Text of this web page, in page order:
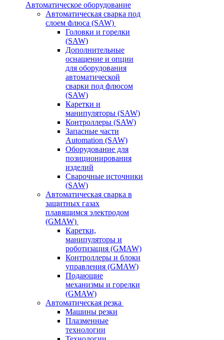
Автоматическое оборудование
Автоматическая сварка под
слоем флюса (SAW)
Головки и горелки
(SAW)
Дополнительные
оснащение и опции
для оборудования
автоматической
сварки под флюсом
(SAW)
Каретки и
манипуляторы (SAW)
Контроллеры (SAW)
Запасные части
Automation (SAW)
Оборудование для
позиционирования
изделий
Сварочные источники
(SAW)
Автоматическая сварка в
защитных газах
плавящимся электродом
(GMAW)
Каретки,
манипуляторы и
роботизация (GMAW)
Контроллеры и блоки
управления (GMAW)
Подающие
механизмы и горелки
(GMAW)
Автоматическая резка
Машины резки
Плазменные
технологии